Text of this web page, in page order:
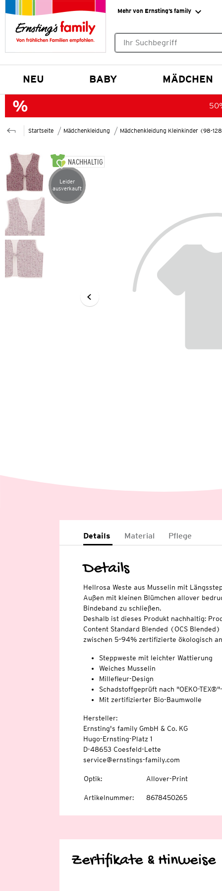
Mehr von Ernsting’s family
NEU BABY MÄDCHEN
Startseite Mädchenkleidung Mädchenkleidung Kleinkinder (98-
NACHHALTIG
Artikel leider ausverkauft
Leider
ausverkauft
Details Material Pflege
Details
Hellrosa Weste aus Musselin mit
Außen mit kleinen Blümchen allover
Bindeband zu schließen.
Deshalb ist dieses Produkt nachhaltig:
Content Standard Blended (OCS
zwischen 5–94% zertifizierte ökologisch
Steppweste mit leichter Wattierung
Weiches Musselin
Millefleur-Design
Schadstoffgeprüft nach "OEKO-
Mit zertifizierter Bio-Baumwolle
Hersteller:
Ernsting's family GmbH & Co. KG
Hugo-Ernsting-Platz 1
D-48653 Coesfeld-Lette
service@ernstings-family.com
Optik: Allover-Print
Artikelnummer: 8678450265
Zertifikate & Hinweise